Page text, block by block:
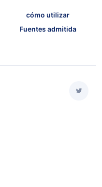
cómo utilizar
Fuentes admitida